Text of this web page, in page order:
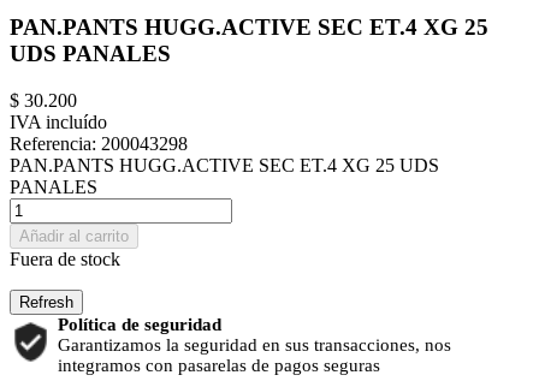
PAN.PANTS HUGG.ACTIVE SEC ET.4 XG 25
UDS PANALES
$ 30.200
IVA incluído
Referencia: 200043298
PAN.PANTS HUGG.ACTIVE SEC ET.4 XG 25 UDS
PANALES
Añadir al carrito
Fuera de stock
Política de seguridad
Garantizamos la seguridad en sus transacciones, nos
integramos con pasarelas de pagos seguras